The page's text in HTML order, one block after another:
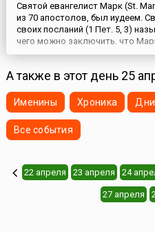
Святой евангелист Марк (St.
из 70 апостолов, был иудеем.
своих посланий (1 Пет. 5, 3)
чего можно заключить, что
посылал Марка проповедовать
принадлежали Александрии,
А также в этот день 25
Именины Хроника Дни
Все события
22 апреля 23 апреля 24
27 апреля